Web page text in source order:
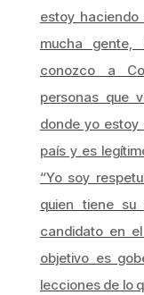
estoy
mucha gente,
conozco a
personas que
donde yo
país y es
“Yo soy
quien tiene su
candidato en
objetivo es
lecciones de lo